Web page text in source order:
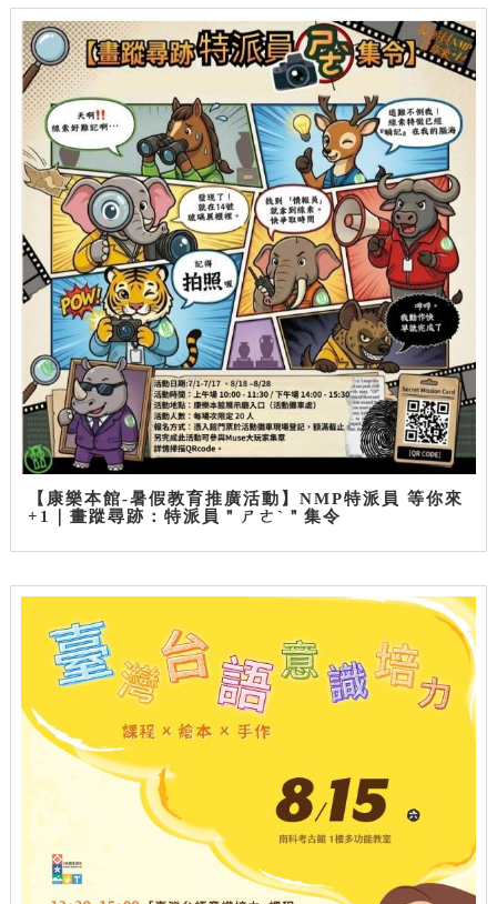
【康樂本館-暑假教育推廣活動】NMP特派員 等你來
+1｜畫蹤尋跡：特派員＂ㄕㄜˋ＂集令